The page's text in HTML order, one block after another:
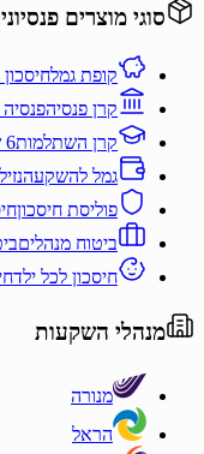
סוגי מוצרים
קופת גמל
קרן פנסיה
קרן השתלמות6 שנים, פטור ממס
גמל להשקעה
פוליסת חיסכון
ביטוח מנהלים
חיסכון לכל ילד
מנהלי השקעות
מנורה
הראל